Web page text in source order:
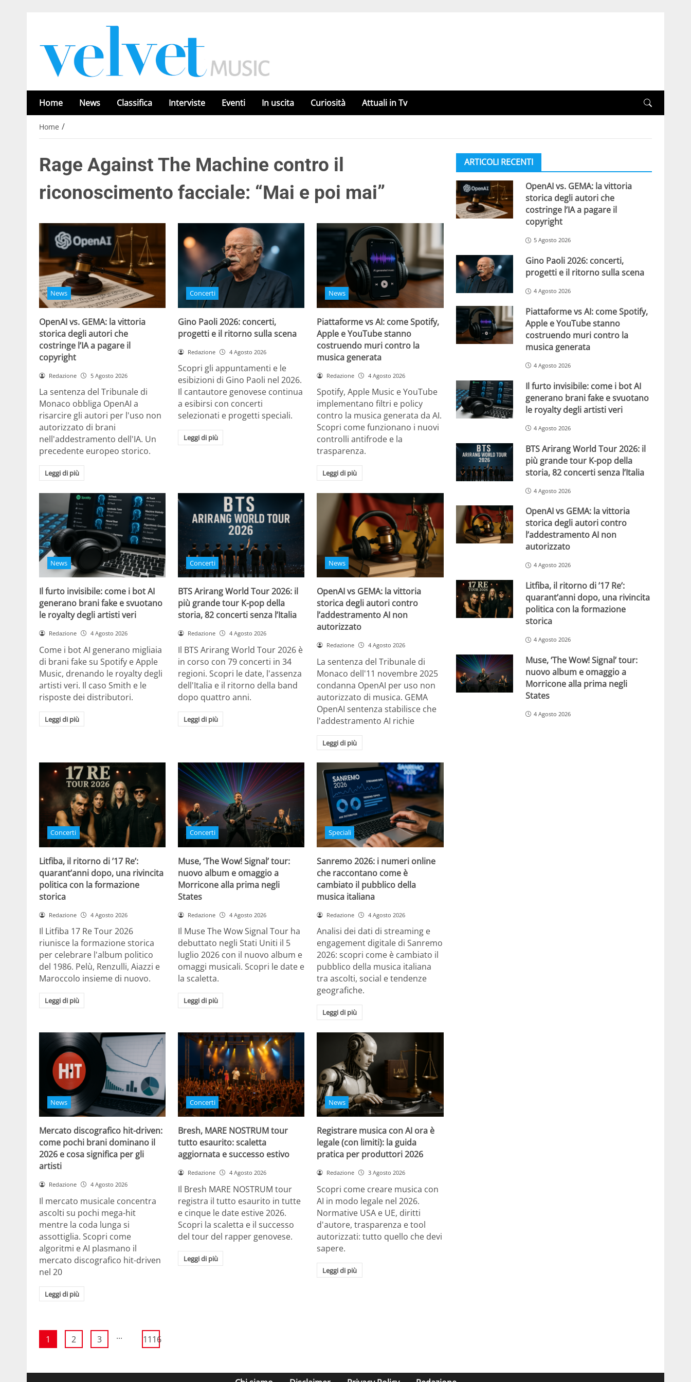
Home News Classifica Interviste Eventi In uscita Curiosità Attuali in Tv
Home /
Rage Against The Machine contro il
riconoscimento facciale: “Mai e poi mai”
News
OpenAI vs. GEMA: la vittoria
storica degli autori che
costringe l’IA a pagare il
copyright
Redazione 5 Agosto 2026
La sentenza del Tribunale di
Monaco obbliga OpenAI a
risarcire gli autori per l'uso non
autorizzato di brani
nell'addestramento dell'IA. Un
precedente europeo storico.
Leggi di più
Concerti
Gino Paoli 2026: concerti,
progetti e il ritorno sulla scena
Redazione 4 Agosto 2026
Scopri gli appuntamenti e le
esibizioni di Gino Paoli nel 2026.
Il cantautore genovese continua
a esibirsi con concerti
selezionati e progetti speciali.
Leggi di più
News
Piattaforme vs AI: come Spotify,
Apple e YouTube stanno
costruendo muri contro la
musica generata
Redazione 4 Agosto 2026
Spotify, Apple Music e YouTube
implementano filtri e policy
contro la musica generata da AI.
Scopri come funzionano i nuovi
controlli antifrode e la
trasparenza.
Leggi di più
News
Il furto invisibile: come i bot AI
generano brani fake e svuotano
le royalty degli artisti veri
Redazione 4 Agosto 2026
Come i bot AI generano migliaia
di brani fake su Spotify e Apple
Music, drenando le royalty degli
artisti veri. Il caso Smith e le
risposte dei distributori.
Leggi di più
Concerti
BTS Arirang World Tour 2026: il
più grande tour K-pop della
storia, 82 concerti senza l’Italia
Redazione 4 Agosto 2026
Il BTS Arirang World Tour 2026 è
in corso con 79 concerti in 34
regioni. Scopri le date, l'assenza
dell'Italia e il ritorno della band
dopo quattro anni.
Leggi di più
News
OpenAI vs GEMA: la vittoria
storica degli autori contro
l’addestramento AI non
autorizzato
Redazione 4 Agosto 2026
La sentenza del Tribunale di
Monaco dell'11 novembre 2025
condanna OpenAI per uso non
autorizzato di musica. GEMA
OpenAI sentenza stabilisce che
l'addestramento AI richie
Leggi di più
Concerti
Litfiba, il ritorno di ’17 Re’:
quarant’anni dopo, una rivincita
politica con la formazione
storica
Redazione 4 Agosto 2026
Il Litfiba 17 Re Tour 2026
riunisce la formazione storica
per celebrare l'album politico
del 1986. Pelù, Renzulli, Aiazzi e
Maroccolo insieme di nuovo.
Leggi di più
Concerti
Muse, ‘The Wow! Signal’ tour:
nuovo album e omaggio a
Morricone alla prima negli
States
Redazione 4 Agosto 2026
Il Muse The Wow Signal Tour ha
debuttato negli Stati Uniti il 5
luglio 2026 con il nuovo album e
omaggi musicali. Scopri le date e
la scaletta.
Leggi di più
Speciali
Sanremo 2026: i numeri online
che raccontano come è
cambiato il pubblico della
musica italiana
Redazione 4 Agosto 2026
Analisi dei dati di streaming e
engagement digitale di Sanremo
2026: scopri come è cambiato il
pubblico della musica italiana
tra ascolti, social e tendenze
geografiche.
Leggi di più
News
Mercato discografico hit-driven:
come pochi brani dominano il
2026 e cosa significa per gli
artisti
Redazione 4 Agosto 2026
Il mercato musicale concentra
ascolti su pochi mega-hit
mentre la coda lunga si
assottiglia. Scopri come
algoritmi e AI plasmano il
mercato discografico hit-driven
nel 20
Leggi di più
Concerti
Bresh, MARE NOSTRUM tour
tutto esaurito: scaletta
aggiornata e successo estivo
Redazione 4 Agosto 2026
Il Bresh MARE NOSTRUM tour
registra il tutto esaurito in tutte
e cinque le date estive 2026.
Scopri la scaletta e il successo
del tour del rapper genovese.
Leggi di più
News
Registrare musica con AI ora è
legale (con limiti): la guida
pratica per produttori 2026
Redazione 3 Agosto 2026
Scopri come creare musica con
AI in modo legale nel 2026.
Normative USA e UE, diritti
d'autore, trasparenza e tool
autorizzati: tutto quello che devi
sapere.
Leggi di più
1 2 3 ... 1116
ARTICOLI RECENTI
OpenAI vs. GEMA: la vittoria
storica degli autori che
costringe l’IA a pagare il
copyright
5 Agosto 2026
Gino Paoli 2026: concerti,
progetti e il ritorno sulla scena
4 Agosto 2026
Piattaforme vs AI: come Spotify,
Apple e YouTube stanno
costruendo muri contro la
musica generata
4 Agosto 2026
Il furto invisibile: come i bot AI
generano brani fake e svuotano
le royalty degli artisti veri
4 Agosto 2026
BTS Arirang World Tour 2026: il
più grande tour K-pop della
storia, 82 concerti senza l’Italia
4 Agosto 2026
OpenAI vs GEMA: la vittoria
storica degli autori contro
l’addestramento AI non
autorizzato
4 Agosto 2026
Litfiba, il ritorno di ’17 Re’:
quarant’anni dopo, una rivincita
politica con la formazione
storica
4 Agosto 2026
Muse, ‘The Wow! Signal’ tour:
nuovo album e omaggio a
Morricone alla prima negli
States
4 Agosto 2026